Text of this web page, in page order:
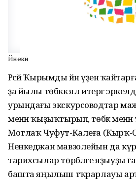
Йәнекәй
Рәсәй Ҡырымды йәнә үҙенә
ҙа йылы төбәккә ял итергә
урындағы экскурсоводтар
менән ҡыҙыҡтырып, төбәк
Мотлаҡ Чуфут-Калеға (Ҡырҡ-
Ненкеджан мавзолейын да
тарихсылар төрбәләге яҙыуҙы
башта яңылыш тәҡрарлауы